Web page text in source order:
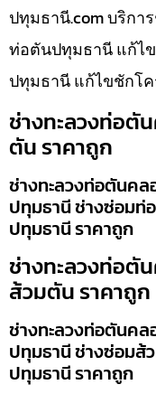
ปทุมธานี.com บริก
ท่อตันปทุมธานี แก้ไ
ปทุมธานี แก้ไขชักโ
ช่างทะลวงท่อตั
ตัน ราคาถูก
ช่างทะลวงท่อตันค
ปทุมธานี ช่างซ่อมท่
ปทุมธานี ราคาถูก
ช่างทะลวงท่อตั
ส้วมตัน ราคาถูก
ช่างทะลวงท่อตันค
ปทุมธานี ช่างซ่อมส้
ปทุมธานี ราคาถูก